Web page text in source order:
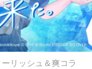
リッシュ＆爽コラ